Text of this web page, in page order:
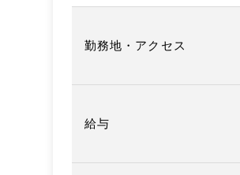
勤務地・アクセス
給与